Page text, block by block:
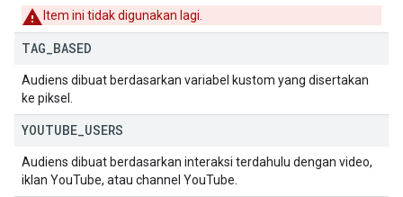
Item ini tidak digunakan lagi.
TAG BASED
Audiens dibuat berdasarkan variabel kustom yang disertakan
ke piksel.
YOUTUBE USERS
Audiens dibuat berdasarkan interaksi terdahulu dengan video,
iklan YouTube, atau channel YouTube.